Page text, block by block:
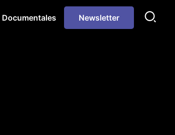
Documentales Newsletter